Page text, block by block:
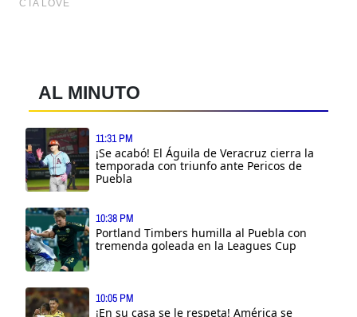
AL MINUTO
11:31 PM
¡Se acabó! El Águila de Veracruz cierra la
temporada con triunfo ante Pericos de
Puebla
10:38 PM
Portland Timbers humilla al Puebla con
tremenda goleada en la Leagues Cup
10:05 PM
¡En su casa se le respeta! América se